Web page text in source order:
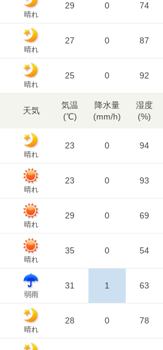
晴れ
29 0 74
晴れ
27 0 87
晴れ
25 0 92
天気
気温
(℃)
降水量
(mm/h)
湿度
(%)
晴れ
23 0 94
晴れ
23 0 93
晴れ
29 0 69
晴れ
35 0 54
弱雨
31 1 63
晴れ
28 0 78